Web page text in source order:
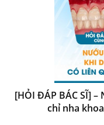
[HỎI ĐÁP BÁC SĨ]
chỉ nha